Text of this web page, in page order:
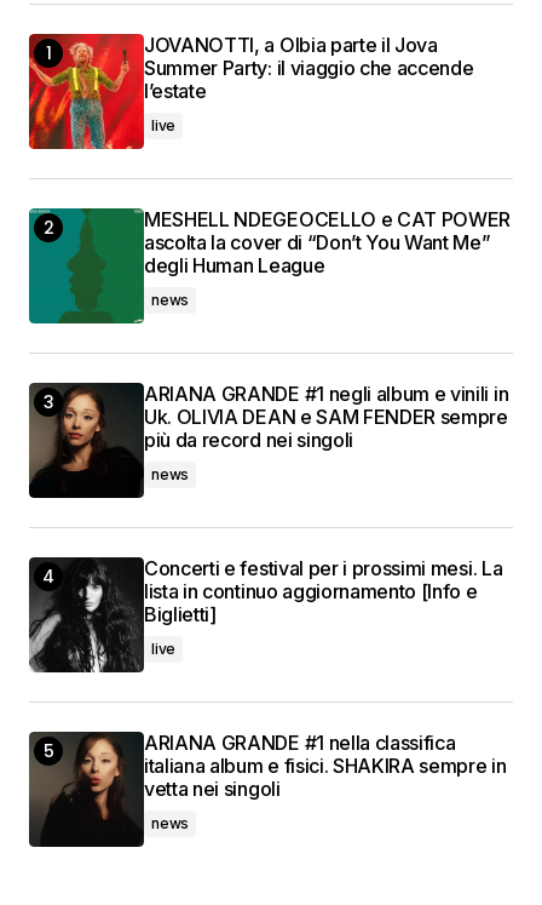
JOVANOTTI, a Olbia parte il Jova
Summer Party: il viaggio che accende
l’estate
live
MESHELL NDEGEOCELLO e CAT POWER
ascolta la cover di “Don’t You Want Me”
degli Human League
news
ARIANA GRANDE #1 negli album e vinili in
Uk. OLIVIA DEAN e SAM FENDER sempre
più da record nei singoli
news
Concerti e festival per i prossimi mesi. La
lista in continuo aggiornamento [Info e
Biglietti]
live
ARIANA GRANDE #1 nella classifica
italiana album e fisici. SHAKIRA sempre in
vetta nei singoli
news